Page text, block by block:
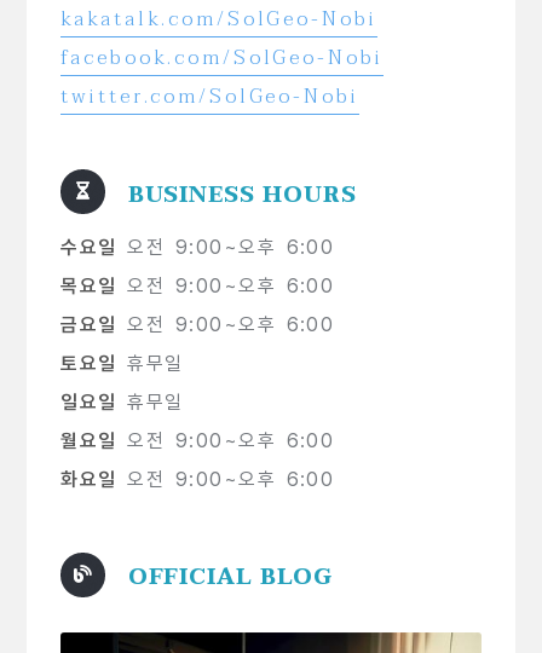
kakatalk.com/SolGeo-Nobi
facebook.com/SolGeo-Nobi
twitter.com/SolGeo-Nobi
BUSINESS HOURS
수요일 오전 9:00~오후 6:00
목요일 오전 9:00~오후 6:00
금요일 오전 9:00~오후 6:00
토요일 휴무일
일요일 휴무일
월요일 오전 9:00~오후 6:00
화요일 오전 9:00~오후 6:00
OFFICIAL BLOG